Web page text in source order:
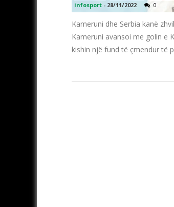
infosport - 28/11/2022 0
Kameruni dhe Serbia kanë
Kameruni avansoi me golin e
kishin një fund të çmendur të